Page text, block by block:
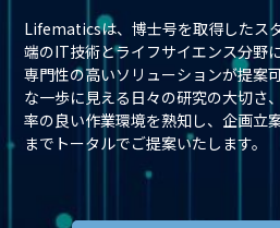
Lifematicsは、博士号を取得したス
端のIT技術とライフサイエンス分野
専門性の高いソリューションが提案
な一歩に見える日々の研究の大切さ
率の良い作業環境を熟知し、企画立
までトータルでご提案いたします。